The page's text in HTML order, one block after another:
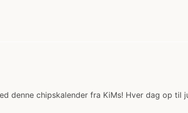
denne chipskalender fra KiMs! Hver dag op til